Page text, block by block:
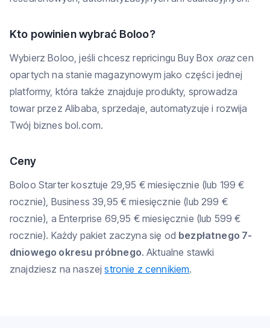
Kto powinien wybrać Boloo?
Wybierz Boloo, jeśli chcesz repricingu Buy Box orazcen
opartych na stanie magazynowym jako części jednej
platformy, która także znajduje produkty, sprowadza
towar przez Alibaba, sprzedaje, automatyzuje i rozwija
Twój biznes bol.com.
Ceny
Boloo Starter kosztuje 29,95 € miesięcznie (lub 199 €
rocznie), Business 39,95 € miesięcznie (lub 299 €
rocznie), a Enterprise 69,95 € miesięcznie (lub 599 €
rocznie). Każdy pakiet zaczyna się od bezpłatnego 7-
dniowego okresu próbnego. Aktualne stawki
znajdziesz na naszejstronie z cennikiem.